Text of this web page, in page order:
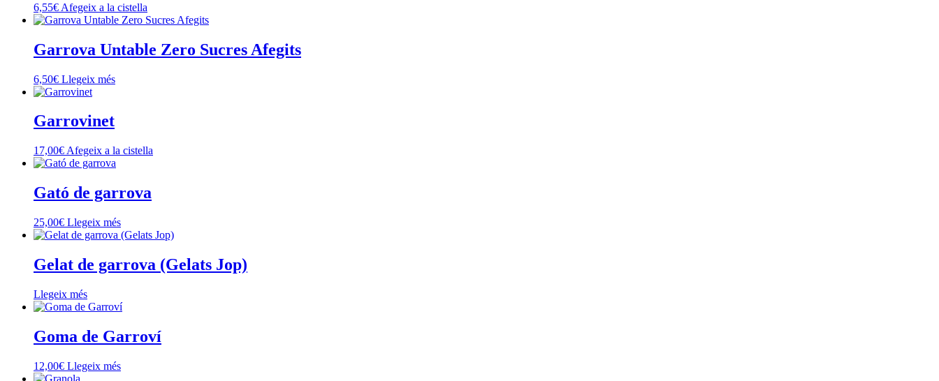
6,55€ Afegeix a la cistella
Garrova Untable Zero Sucres Afegits
6,50€ Llegeix més
Garrovinet
17,00€ Afegeix a la cistella
Gató de garrova
25,00€ Llegeix més
Gelat de garrova (Gelats Jop)
Llegeix més
Goma de Garroví
12,00€ Llegeix més